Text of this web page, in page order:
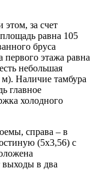
за счет
равна 105
бруса
первого этажа равна
небольшая
м). Наличие тамбура
главное
холодного
справа – в
(5х3,56) с
выходы в два